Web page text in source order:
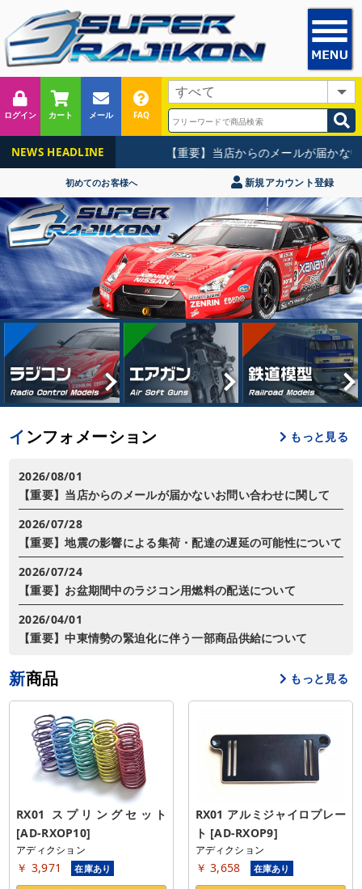
ログイン カート メール FAQ
NEWS HEADLINE 【重要】当店からのメールが届かない
初めてのお客様へ 新規アカウント登録
インフォメーション もっと見る
2026/08/01
【重要】当店からのメールが届かないお問い合わせに関して
2026/07/28
【重要】地震の影響による集荷・配達の遅延の可能性について
2026/07/24
【重要】お盆期間中のラジコン用燃料の配送について
2026/04/01
【重要】中東情勢の緊迫化に伴う一部商品供給について
新商品 もっと見る
RX01 スプリングセット
[AD-RXOP10]
アディクション
￥ 3,971 在庫あり
RX01 アルミジャイロプレー
ト [AD-RXOP9]
アディクション
￥ 3,658 在庫あり